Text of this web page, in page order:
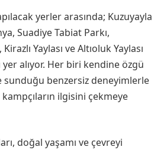
yerler arasında; Kuzuyayla
Suadiye Tabiat Parkı,
Yaylası ve Altıoluk Yaylası
alıyor. Her biri kendine özgü
sunduğu benzersiz deneyimlerle
ilgisini çekmeye
doğal yaşamı ve çevreyi